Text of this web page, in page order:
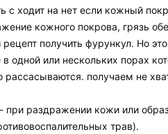
с ходит на нет если кожный
кожного покрова, грязь
рецепт получить фурункул. Но
в одной или нескольких порах
рассасываются. получаем не
раздражении кожи или
трав).